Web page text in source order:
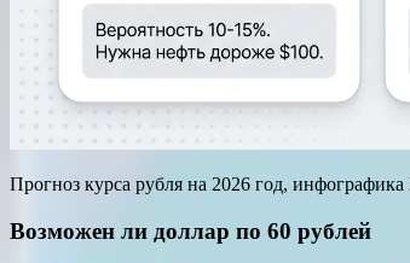
Прогноз курса рубля на 2026 год, инфографика
Возможен ли доллар по 60 рублей